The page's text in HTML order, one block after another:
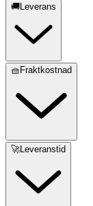
🚚Leverans
🧺Fraktkostnad
🚀Leveranstid